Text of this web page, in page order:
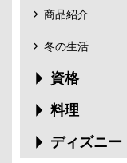
商品紹介
冬の生活
資格
料理
ディズニー